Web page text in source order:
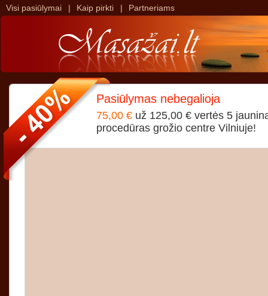
Visi pasiūlymai | Kaip pirkti | Partneriams
Pasiūlymas nebegalioja
75,00 € už 125,00 € vertės 5
procedūras grožio centre Vilniuje!